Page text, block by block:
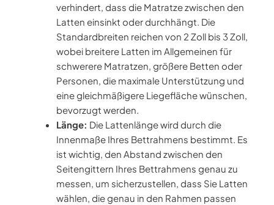
verhindert, dass die Matratze zwischen den
Latten einsinkt oder durchhängt. Die
Standardbreiten reichen von 2 Zoll bis 3 Zoll,
wobei breitere Latten im Allgemeinen für
schwerere Matratzen, größere Betten oder
Personen, die maximale Unterstützung und
eine gleichmäßigere Liegefläche wünschen,
bevorzugt werden.
Länge: Die Lattenlänge wird durch die
Innenmaße Ihres Bettrahmens bestimmt. Es
ist wichtig, den Abstand zwischen den
Seitengittern Ihres Bettrahmens genau zu
messen, um sicherzustellen, dass Sie Latten
wählen, die genau in den Rahmen passen